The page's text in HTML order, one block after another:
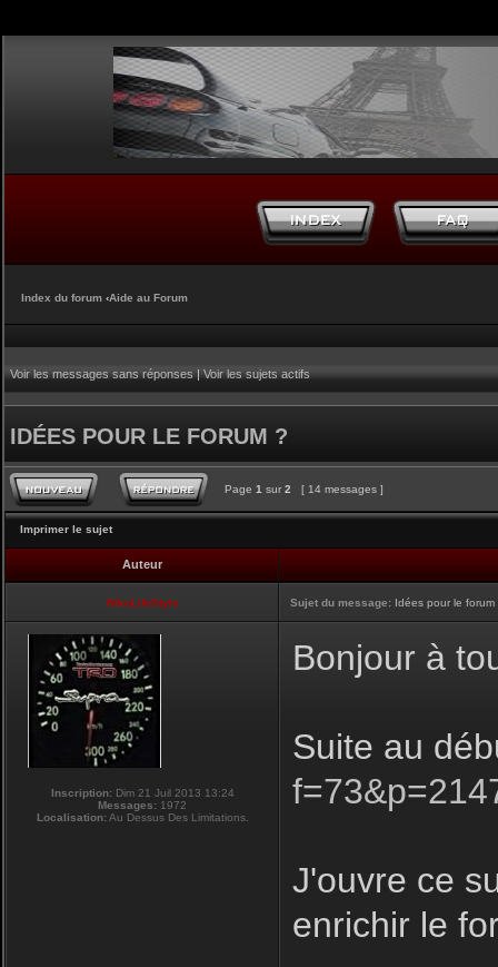
Index du forum ‹Aide au Forum
Voir les messages sans réponses|Voir les sujets actifs
IDÉES POUR LE FORUM ?
Page 1 sur 2 [ 14 messages ]
Imprimer le sujet
Auteur
NikoLifeStyle Sujet du message: Idées pour le forum
Inscription:Dim 21 Juil 2013 13:24
Messages: 1972
Localisation:Au Dessus Des Limitations.
Bonjour à
Suite au
J'ouvre ce
enrichir le